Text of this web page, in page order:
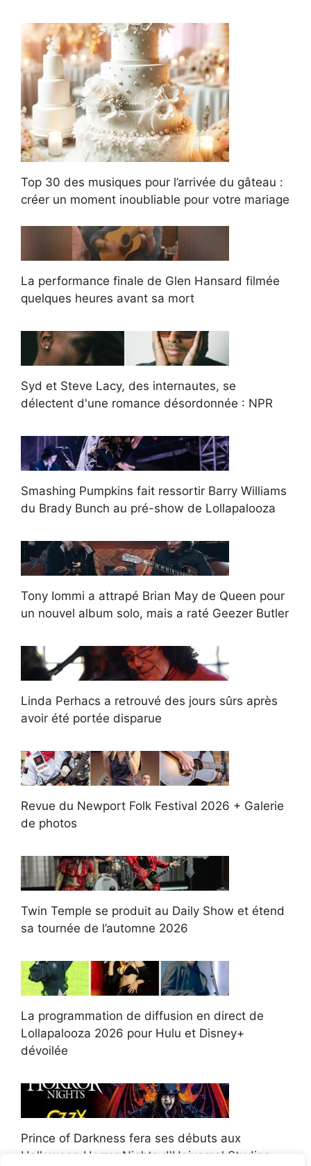
Top 30 des musiques pour l’arrivée du gâteau :
créer un moment inoubliable pour votre mariage
La performance finale de Glen Hansard filmée
quelques heures avant sa mort
Syd et Steve Lacy, des internautes, se
délectent d'une romance désordonnée : NPR
Smashing Pumpkins fait ressortir Barry Williams
du Brady Bunch au pré-show de Lollapalooza
Tony Iommi a attrapé Brian May de Queen pour
un nouvel album solo, mais a raté Geezer Butler
Linda Perhacs a retrouvé des jours sûrs après
avoir été portée disparue
Revue du Newport Folk Festival 2026 + Galerie
de photos
Twin Temple se produit au Daily Show et étend
sa tournée de l’automne 2026
La programmation de diffusion en direct de
Lollapalooza 2026 pour Hulu et Disney+
dévoilée
Prince of Darkness fera ses débuts aux
Halloween Horror Nights d'Universal Studios